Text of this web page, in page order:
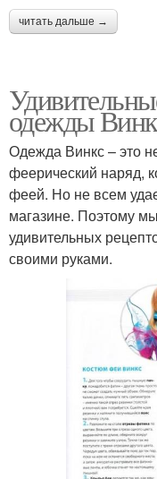
читать дальше →
одежды
Одежда Винкс – это
феерический наряд,
феей. Но не всем
магазине. Поэтому
удивительных
своими руками.